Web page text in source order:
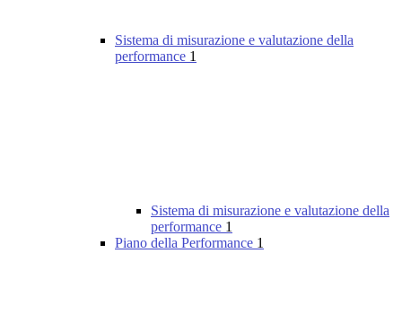
Sistema di misurazione e valutazione della
performance 1
Sistema di misurazione e valutazione della
performance 1
Piano della Performance 1